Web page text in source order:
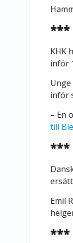
***
KHK
inför
inför
– En
till
***
Emil
***